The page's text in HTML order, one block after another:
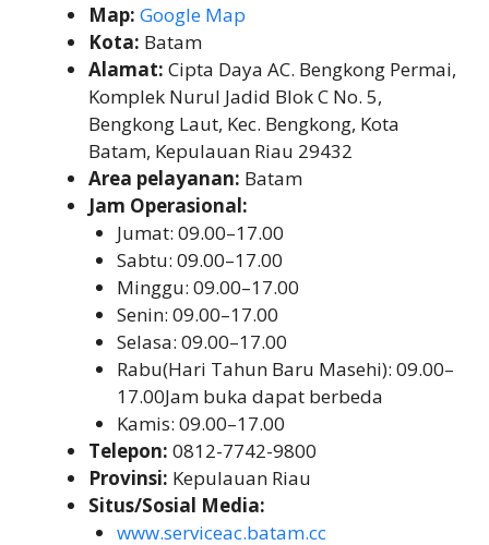
Map: Google Map
Kota: Batam
Alamat: Cipta Daya AC. Bengkong Permai,
Komplek Nurul Jadid Blok C No. 5,
Bengkong Laut, Kec. Bengkong, Kota
Batam, Kepulauan Riau 29432
Area pelayanan: Batam
Jam Operasional:
Jumat: 09.00–17.00
Sabtu: 09.00–17.00
Minggu: 09.00–17.00
Senin: 09.00–17.00
Selasa: 09.00–17.00
Rabu(Hari Tahun Baru Masehi): 09.00–
17.00Jam buka dapat berbeda
Kamis: 09.00–17.00
Telepon: 0812-7742-9800
Provinsi: Kepulauan Riau
Situs/Sosial Media:
www.serviceac.batam.cc